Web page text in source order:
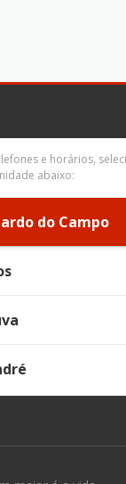
e horários,
abaixo:
do Campo